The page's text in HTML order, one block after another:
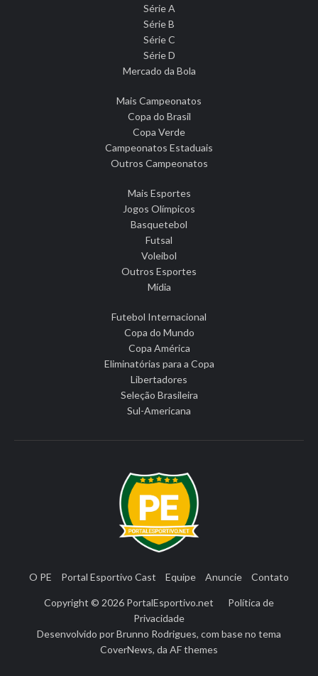
Série A
Série B
Série C
Série D
Mercado da Bola
Mais Campeonatos
Copa do Brasil
Copa Verde
Campeonatos Estaduais
Outros Campeonatos
Mais Esportes
Jogos Olímpicos
Basquetebol
Futsal
Voleibol
Outros Esportes
Mídia
Futebol Internacional
Copa do Mundo
Copa América
Eliminatórias para a Copa
Libertadores
Seleção Brasileira
Sul-Americana
O PE Portal Esportivo Cast Equipe Anuncie Contato
Copyright © 2026 PortalEsportivo.net
Política de
Privacidade
Desenvolvido porBrunno Rodrigues, com base no tema
CoverNews, da AF themes